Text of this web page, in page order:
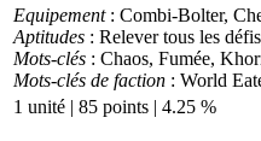
Equipement: Combi-Bolter,
Aptitudes : Relever tous les
Mots-clés : Chaos, Fumée,
Mots-clés de faction : World
1 unité | 85 points | 4.25 %